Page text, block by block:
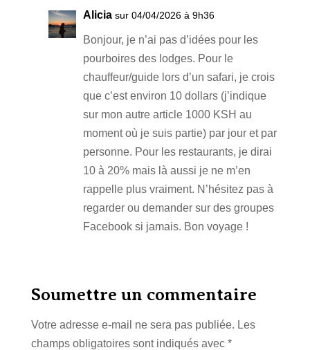
Alicia sur 04/04/2026 à 9h36
Bonjour, je n’ai pas d’idées pour les
pourboires des lodges. Pour le
chauffeur/guide lors d’un safari, je crois
que c’est environ 10 dollars (j’indique
sur mon autre article 1000 KSH au
moment où je suis partie) par jour et par
personne. Pour les restaurants, je dirai
10 à 20% mais là aussi je ne m’en
rappelle plus vraiment. N’hésitez pas à
regarder ou demander sur des groupes
Facebook si jamais. Bon voyage !
Soumettre un commentaire
Votre adresse e-mail ne sera pas publiée. Les
champs obligatoires sont indiqués avec *